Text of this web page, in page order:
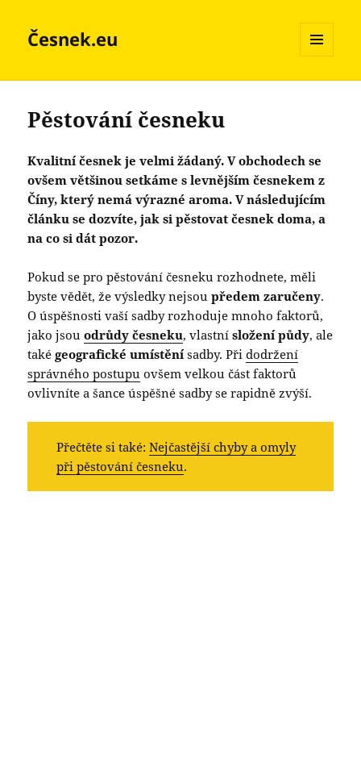
Česnek.eu
A
Pěstování česneku
Kvalitní česnek je velmi žádaný. V obchodech se
ovšem většinou setkáme s levnějším česnekem z
Číny, který nemá výrazné aroma. V následujícím
článku se dozvíte, jak si pěstovat česnek doma, a
na co si dát pozor.
Pokud se pro pěstování česneku rozhodnete, měli
byste vědět, že výsledky nejsoupředem zaručeny.
O úspěšnosti vaší sadby rozhoduje mnoho faktorů,
jako jsouodrůdy česneku, vlastnísložení půdy, ale
takégeografické umístěnísadby. Přidodržení
správného postupu ovšem velkou část faktorů
ovlivníte a šance úspěšné sadby se rapidně zvýší.
Přečtěte si také:Nejčastější chyby a omyly
při pěstování česneku.